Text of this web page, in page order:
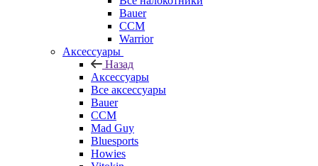
Bauer
CCM
Warrior
Аксессуары
Назад
Аксессуары
Все аксессуары
Bauer
CCM
Mad Guy
Bluesports
Howies